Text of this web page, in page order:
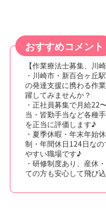
おすすめコメント
【作業療法士募集、川
・川崎市・新百合ヶ丘
の発達支援に携わる作
躍してみませんか？
・正社員募集で月給22
当・皆勤手当など各種
を正当に評価します♪
・夏季休暇・年末年始
制・年間休日124日な
やすい職場です♪
・研修制度あり、産休
ての方も安心して飛び